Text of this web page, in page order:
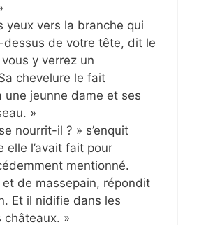
yeux vers la branche qui
dessus de votre tête, dit le
y verrez un
chevelure le fait
une jeunne dame et ses
»
nourrit-il ? » s’enquit
elle l’avait fait pour
mentionné.
et de massepain, répondit
Et il nidifie dans les
châteaux. »